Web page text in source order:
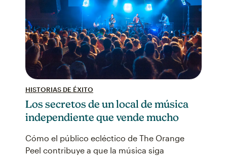
HISTORIAS DE ÉXITO
Los secretos de un local de música
independiente que vende mucho
Cómo el público ecléctico de The Orange
Peel contribuye a que la música siga